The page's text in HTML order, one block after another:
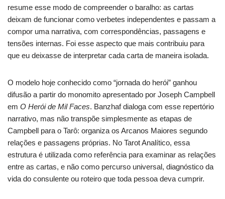
resume esse modo de compreender o baralho: as cartas
deixam de funcionar como verbetes independentes e passam a
compor uma narrativa, com correspondências, passagens e
tensões internas. Foi esse aspecto que mais contribuiu para
que eu deixasse de interpretar cada carta de maneira isolada.
O modelo hoje conhecido como “jornada do herói” ganhou
difusão a partir do monomito apresentado por Joseph Campbell
em O Herói de Mil Faces. Banzhaf dialoga com esse repertório
narrativo, mas não transpõe simplesmente as etapas de
Campbell para o Tarô: organiza os Arcanos Maiores segundo
relações e passagens próprias. No Tarot Analítico, essa
estrutura é utilizada como referência para examinar as relações
entre as cartas, e não como percurso universal, diagnóstico da
vida do consulente ou roteiro que toda pessoa deva cumprir.